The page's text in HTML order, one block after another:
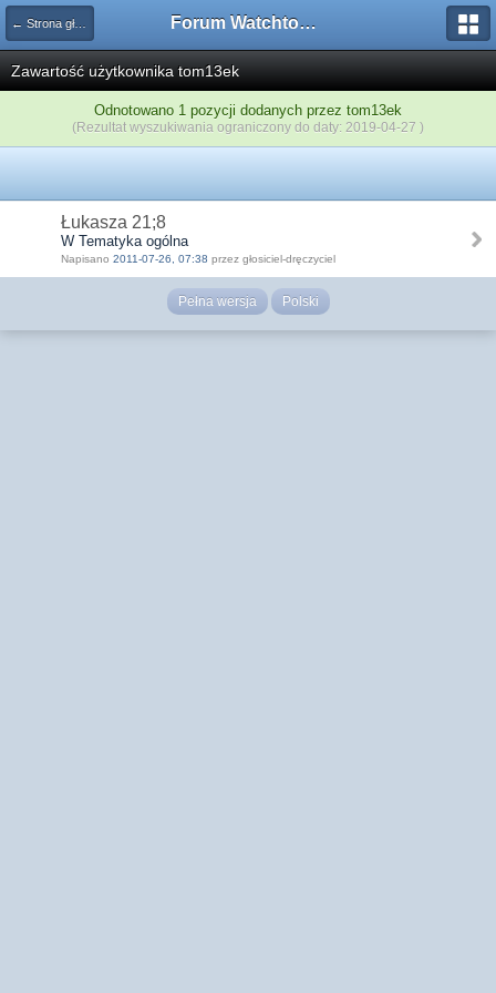
← Strona główna Forum Watchtower
Zawartość użytkownika tom13ek
Odnotowano 1 pozycji dodanych przez tom13ek
(Rezultat wyszukiwania ograniczony do daty: 2019-04-27 )
Łukasza 21;8
W Tematyka ogólna
Napisano 2011-07-26, 07:38 przez głosiciel-dręczyciel
Pełna wersja Polski